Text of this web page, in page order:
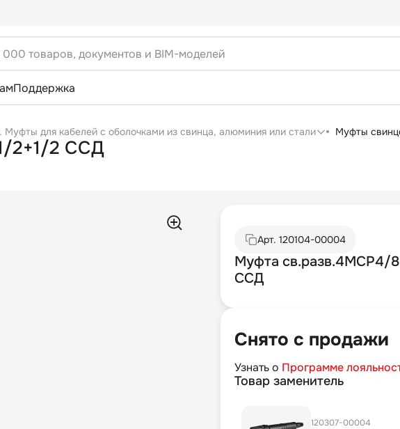
Поддержка
Муфты для кабелей с оболочками из свинца, алюминия или стали Муфты
2+1/2 ССД
Арт. 120104-00004
Муфта св.разв.4МСР4/
ССД
Снято с продажи
Узнать о Программе
Товар заменитель
120307-00004